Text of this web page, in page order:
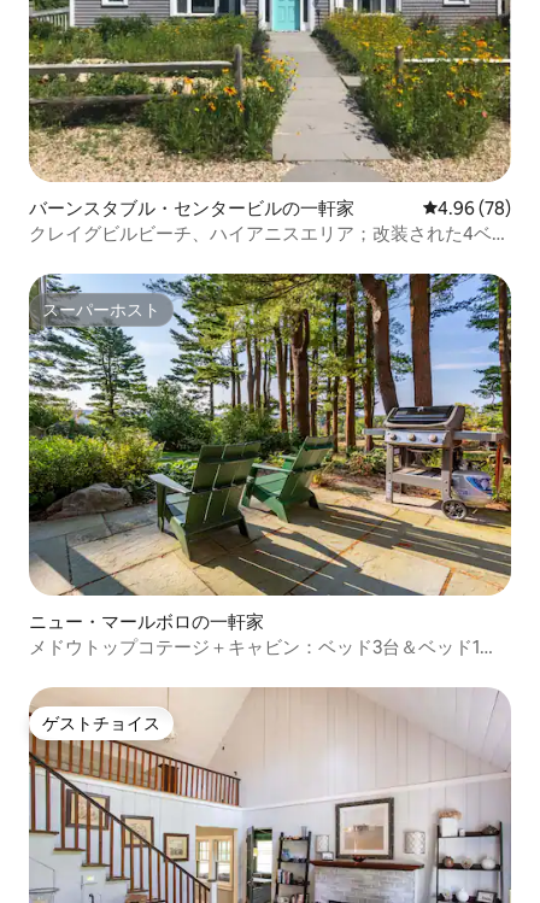
バーンスタブル・センタービルの一軒家 レビュー78
4.96 (78)
クレイグビルビーチ、ハイアニスエリア；改装された4ベッ
スーパーホスト
スーパーホスト
ニュー・マールボロの一軒家
メドウトップコテージ＋キャビン：ベッド3台＆ベッド1
ゲストチョイス
ゲストチョイス